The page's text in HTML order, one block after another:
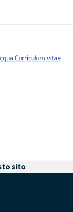
Curriculum vitae
sito